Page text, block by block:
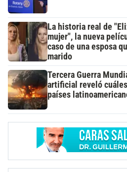
La historia real de
mujer", la nueva
caso de una esposa
marido
Tercera Guerra
artificial reveló
países